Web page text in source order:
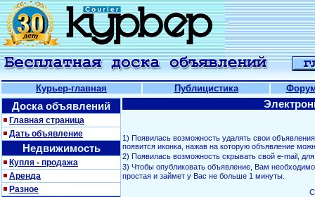
Курьер-главная Публицистика
Доска объявлений
Главная страница
Дать объявление
Недвижимость
Купля - продажа
Аренда
Разное
1) Появилась возможность удалять свои
появится иконка, нажав на которую объявление
2) Появилась возможность скрывать свой е-mail,
3) Чтобы опубликовать объявление, Вам
простая и займет у Вас не больше 1 минуты.